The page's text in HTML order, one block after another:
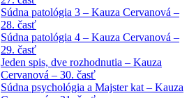
Súdna patológia 3 – Kauza Cervanová –
28. časť
Súdna patológia 4 – Kauza Cervanová –
29. časť
Jeden spis, dve rozhodnutia – Kauza
Cervanová – 30. časť
Súdna psychológia a Majster kat – Kauza